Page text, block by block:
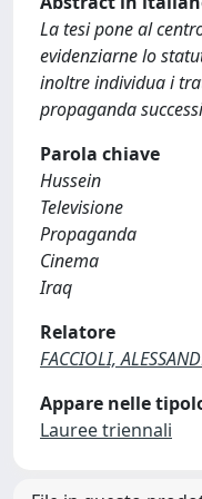
La tesi pone al
evidenziarne lo
inoltre individua i
propaganda
Parola chiave
Hussein
Televisione
Propaganda
Cinema
Iraq
Relatore
FACCIOLI,
Appare nelle
Lauree triennali